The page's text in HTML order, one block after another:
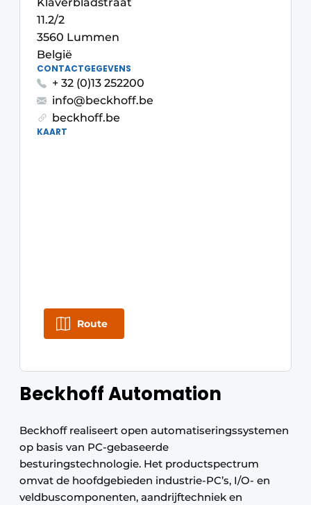
Privacy / Cookie statement
Vacature aanmelden
Vacatures
Video’s
Beckhoff Automation
Beckhoff realiseert open automatiseringssystemen
op basis van PC-gebaseerde
besturingstechnologie. Het productspectrum
omvat de hoofdgebieden industrie-PC’s, I/O- en
veldbuscomponenten, aandrijftechniek en
11.2/2
3560 Lummen
België
CONTACTGEGEVENS
+ 32 (0)13 252200
info@beckhoff.be
beckhoff.be
KAART
Route